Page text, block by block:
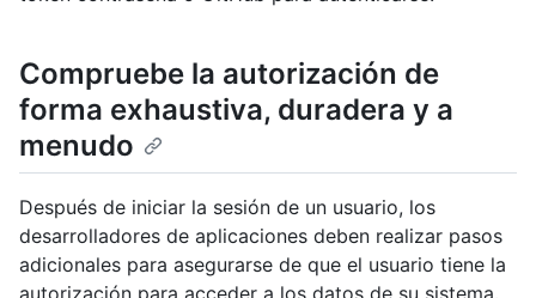
Compruebe la autorización de
forma exhaustiva, duradera y a
menudo
Después de iniciar la sesión de un usuario, los
desarrolladores de aplicaciones deben realizar pasos
adicionales para asegurarse de que el usuario tiene la
autorización para acceder a los datos de su sistema.